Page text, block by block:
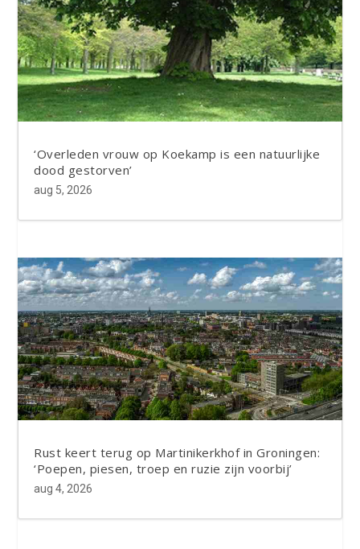
‘Overleden vrouw op Koekamp is een natuurlijke
dood gestorven’
aug 5, 2026
Rust keert terug op Martinikerkhof in Groningen:
‘Poepen, piesen, troep en ruzie zijn voorbij’
aug 4, 2026